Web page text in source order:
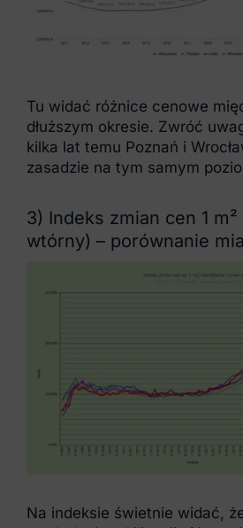
Tu widać różnice cenowe
dłuższym okresie. Zwróć
kilka lat temu Poznań i
zasadzie na tym samym
3) Indeks zmian cen 1
wtórny) – porównanie
Na indeksie świetnie widać,